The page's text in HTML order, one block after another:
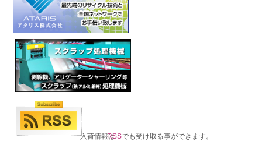
入荷情報はRSSでも受け取る事ができます。